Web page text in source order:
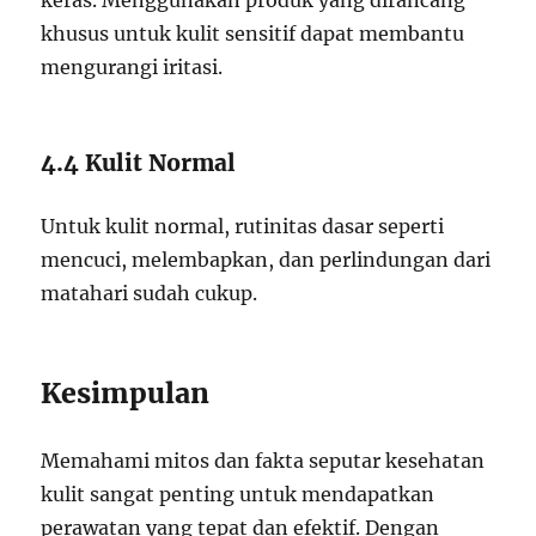
khusus untuk kulit sensitif dapat membantu
mengurangi iritasi.
4.4 Kulit Normal
Untuk kulit normal, rutinitas dasar seperti
mencuci, melembapkan, dan perlindungan dari
matahari sudah cukup.
Kesimpulan
Memahami mitos dan fakta seputar kesehatan
kulit sangat penting untuk mendapatkan
perawatan yang tepat dan efektif. Dengan